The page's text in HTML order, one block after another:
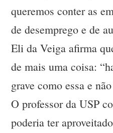
queremos conter as
de desemprego e de
Eli da Veiga afirma
de mais uma coisa:
grave como essa e
O professor da USP
poderia ter